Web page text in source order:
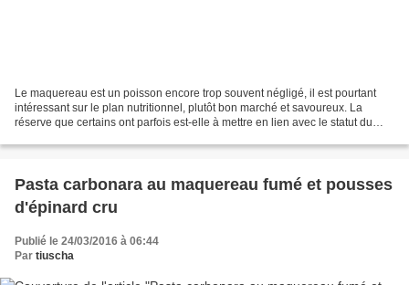
Le maquereau est un poisson encore trop souvent négligé, il est pourtant
intéressant sur le plan nutritionnel, plutôt bon marché et savoureux. La
réserve que certains ont parfois est-elle à mettre en lien avec le statut du
Pasta carbonara au maquereau fumé et pousses
d'épinard cru
Publié le 24/03/2016 à 06:44
Par tiuscha